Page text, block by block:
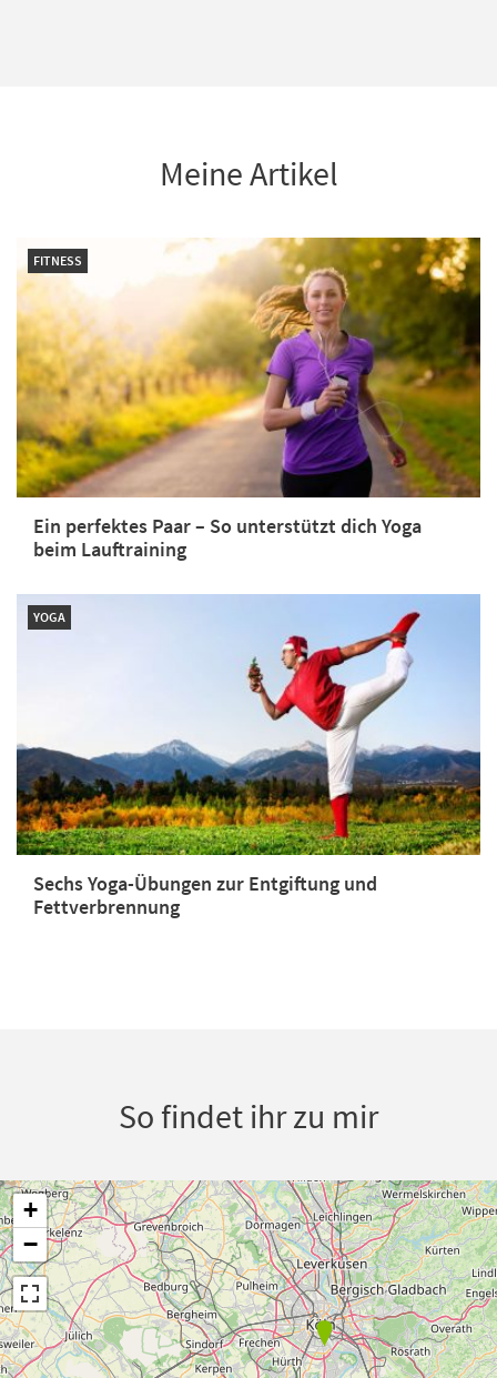
Meine Artikel
FITNESS
Ein perfektes Paar – So unterstützt dich Yoga
beim Lauftraining
YOGA
Sechs Yoga-Übungen zur Entgiftung und
Fettverbrennung
So findet ihr zu mir
+
−